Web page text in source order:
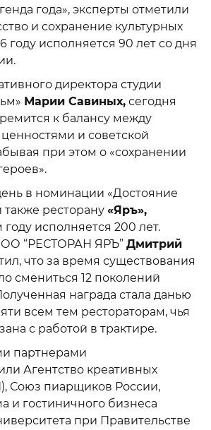
года», эксперты отметили
и сохранение культурных
году исполняется 90 лет со дня
директора студии
Марии Савиных, сегодня
к балансу между
и советской
при этом о «сохранении
в номинации «Достояние
ресторану «Яръ»,
исполняется 200 лет.
“РЕСТОРАН ЯРЪ” Дмитрий
что за время существования
смениться 12 поколений
награда стала данью
всем тем рестораторам, чья
с работой в трактире.
партнерами
Агентство креативных
Союз пиарщиков России,
и гостиничного бизнеса
при Правительстве